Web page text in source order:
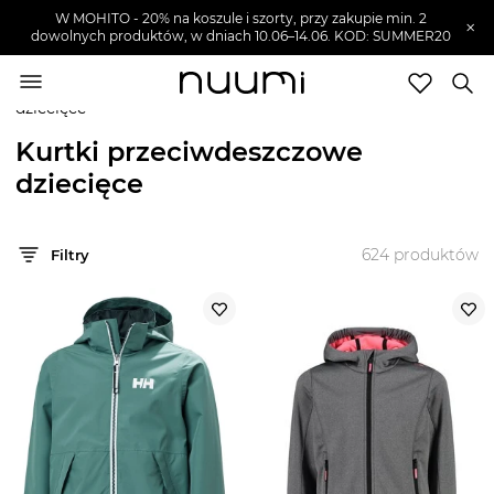
W MOHITO - 20% na koszule i szorty, przy zakupie min. 2
dowolnych produktów, w dniach 10.06–14.06. KOD: SUMMER20
×
Dziecko
Ubrania dziecięce
Zobacz wszystko
Marynarki dziecięce
Bolerka dziecięce
Bluzki i koszule dziecięce
Bluzki dziecięce
dziecięce
Kurtki dziecięce > Kurtki przeciwdeszczowe
dziecięce
Kurtki przeciwdeszczowe
dziecięce
Filtry 624 produktów